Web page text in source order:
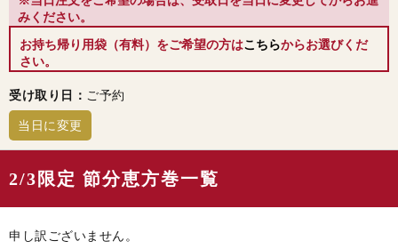
みください。
お持ち帰り用袋（有料）をご希望の方はこちらからお選びくだ
さい。
受け取り日： ご予約
当日に変更
2/3限定 節分恵方巻一覧
申し訳ございません。